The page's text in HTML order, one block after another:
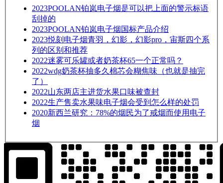
2023POOLAN铂岚电子烟是可以把上面的警示标语
刮掉的
2023POOLAN铂岚电子烟国标产品介绍
2023悦刻电子烟青羽，幻影，幻影pro，宙斯四个系
列的区别和推荐
2022迷雾可乐罐或者奶茶杯65一个正常吗？
2022wdg奶茶杯抽多久棉芯会糊焦味（也就是抽完
了）
2022山东两店主进货水果口味被查封
2022生产售卖水果味电子烟会受到怎么样的处罚
2020新西兰研究：78%的烟民为了戒烟而使用电子
烟